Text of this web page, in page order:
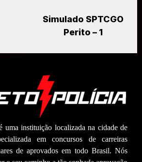
Simulado SPTCGO
Perito – 1
uma instituição localizada na cidade de
em concursos de carreiras
de aprovados em todo Brasil. Nós